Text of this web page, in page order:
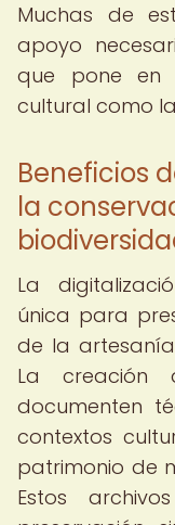
Muchas de
apoyo
que pone en
cultural como
Beneficios
la
La
única para
de la
La creación
documenten
contextos
patrimonio de
Estos